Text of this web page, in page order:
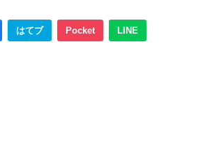
はてブ Pocket LINE